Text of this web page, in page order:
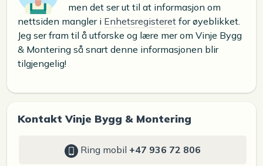
men det ser ut til at informasjon om
nettsiden mangler i Enhetsregisteret for øyeblikket.
Jeg ser fram til å utforske og lære mer om Vinje Bygg
& Montering så snart denne informasjonen blir
tilgjengelig!
Kontakt Vinje Bygg & Montering
Ring mobil +47 936 72 806